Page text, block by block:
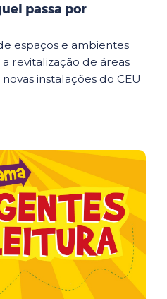
passa por
espaços e ambientes
revitalização de áreas
instalações do CEU